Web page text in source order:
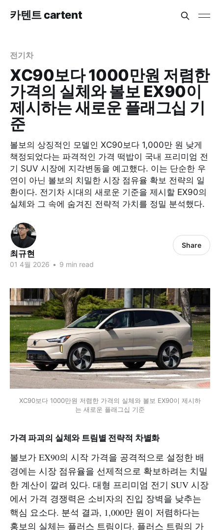
카텐트 cartent
전기차
XC90보다 1000만원 저렴한
가격의 실체와 볼보 EX90이
제시하는 새로운 플래그십 기
준
볼보의 상징적인 모델인 XC90보다 1,000만 원 낮게
책정되었다는 파격적인 가격 떡밥이 국내 프리미엄 전
기 SUV 시장에 지각변동을 예고했다. 이는 단순한 우
연이 아닌 볼보의 치밀한 시장 점유율 확보 전략의 일
환이다. 전기차 시대의 새로운 기준을 제시할 EX90의
실체와 그 속에 숨겨진 전략적 가치를 정밀 분석했다.
최규현
01 4월 2026 • 9 min read
Share
XC90보다 1000만원 저렴한 가격의 실체와 볼보 EX90이 제시하
는 새로운 플래그십 기준
가격 파괴의 실체와 트림별 전략적 차별화
볼보가 EX90의 시작 가격을 공격적으로 설정한 배
경에는 시장 점유율을 선제적으로 확보하려는 치밀
한 계산이 깔려 있다. 대형 프리미엄 전기 SUV 시장
에서 가격 경쟁력은 소비자의 진입 장벽을 낮추는
핵심 요소다. 분석 결과, 1,000만 원이 저렴하다는
홍보의 실체는 플러스 트림이다. 플러스 트림의 가